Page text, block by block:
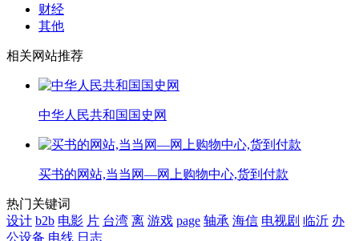
财经
其他
相关网站推荐
中华人民共和国国史网
买书的网站,当当网—网上购物中心,货到付款
热门关键词
设计 b2b 电影 片 台湾 离 游戏 page 轴承 海信 电视剧 临沂 办
公设备 电线 日志